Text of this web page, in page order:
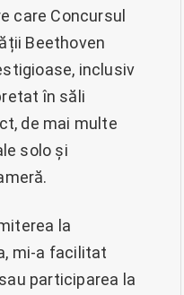
care Concursul
Beethoven
inclusiv
în săli
de mai multe
solo și
la
mi-a facilitat
participarea la